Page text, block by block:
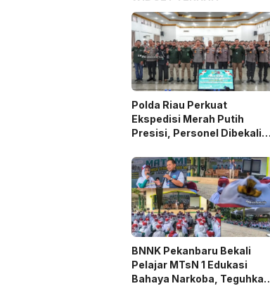
Polda Riau Perkuat
Ekspedisi Merah Putih
Presisi, Personel Dibekali
Mangrove
BNNK Pekanbaru Bekali
Pelajar MTsN 1 Edukasi
Bahaya Narkoba, Teguhkan